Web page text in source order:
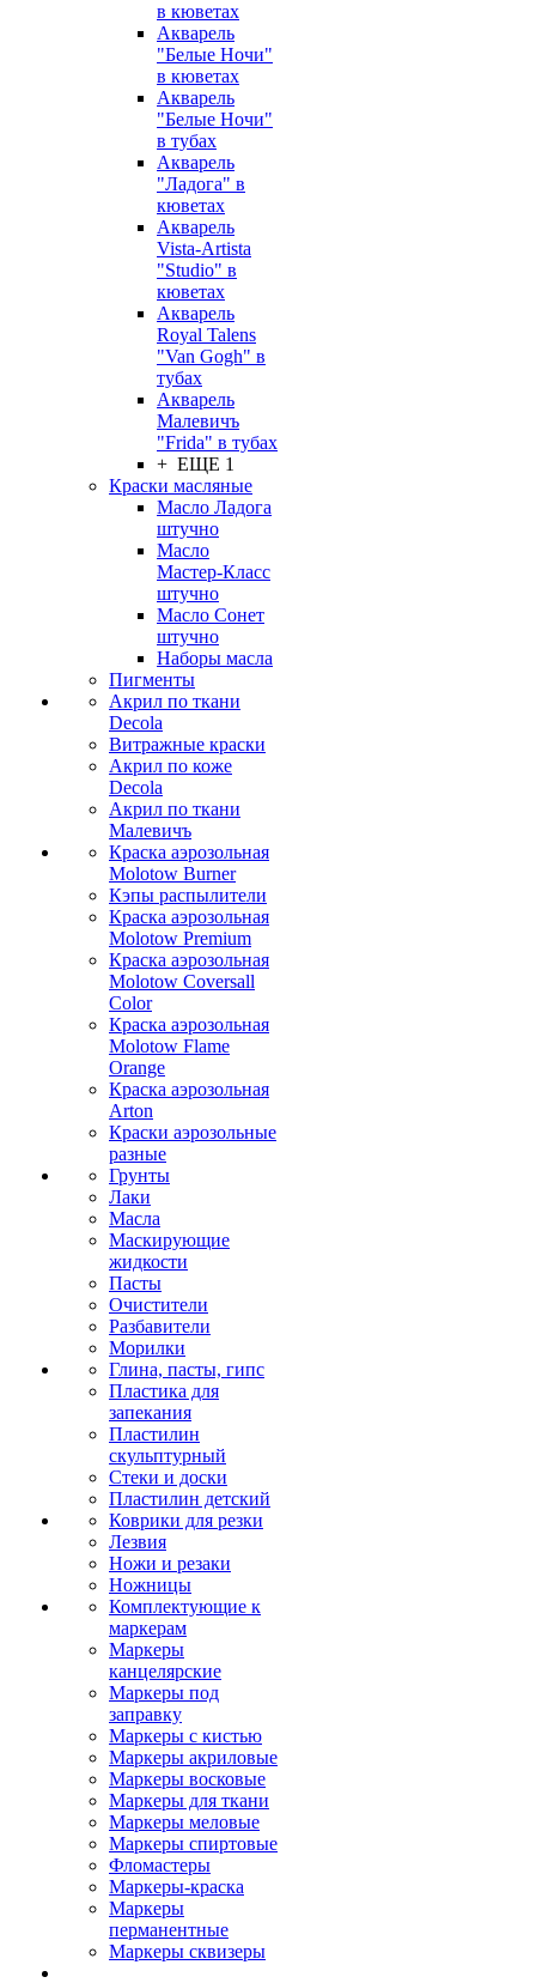
в кюветах
Акварель
"Белые Ночи"
в кюветах
Акварель
"Белые Ночи"
в тубах
Акварель
"Ладога" в
кюветах
Акварель
Vista-Artista
"Studio" в
кюветах
Акварель
Royal Talens
"Van Gogh" в
тубах
Акварель
Малевичъ
"Frida" в тубах
+ ЕЩЕ 1
Краски масляные
Масло Ладога
штучно
Масло
Мастер-Класс
штучно
Масло Сонет
штучно
Наборы масла
Пигменты
Акрил по ткани
Decola
Витражные краски
Акрил по коже
Decola
Акрил по ткани
Малевичъ
Краска аэрозольная
Molotow Burner
Кэпы распылители
Краска аэрозольная
Molotow Premium
Краска аэрозольная
Molotow Coversall
Color
Краска аэрозольная
Molotow Flame
Orange
Краска аэрозольная
Arton
Краски аэрозольные
разные
Грунты
Лаки
Масла
Маскирующие
жидкости
Пасты
Очистители
Разбавители
Морилки
Глина, пасты, гипс
Пластика для
запекания
Пластилин
скульптурный
Стеки и доски
Пластилин детский
Коврики для резки
Лезвия
Ножи и резаки
Ножницы
Комплектующие к
маркерам
Маркеры
канцелярские
Маркеры под
заправку
Маркеры с кистью
Маркеры акриловые
Маркеры восковые
Маркеры для ткани
Маркеры меловые
Маркеры спиртовые
Фломастеры
Маркеры-краска
Маркеры
перманентные
Маркеры сквизеры